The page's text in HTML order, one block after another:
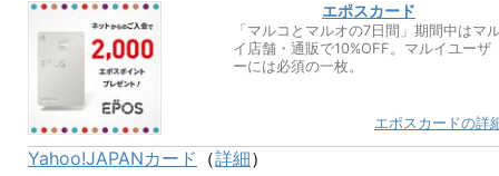
エポスカード
「マルコとマルオの7日間」期間中はマ
イ店舗・通販で10%OFF。マルイユーザ
ーには必須の一枚。
エポスカードの詳
Yahoo!JAPANカード （詳細）